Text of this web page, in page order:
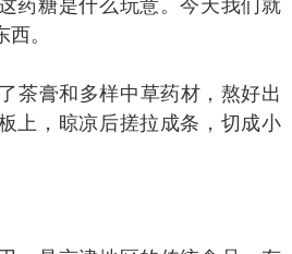
药糖是什么玩意。今天我们就
。
膏和多样中草药材，熬好出
上，晾凉后搓拉成条，切成小